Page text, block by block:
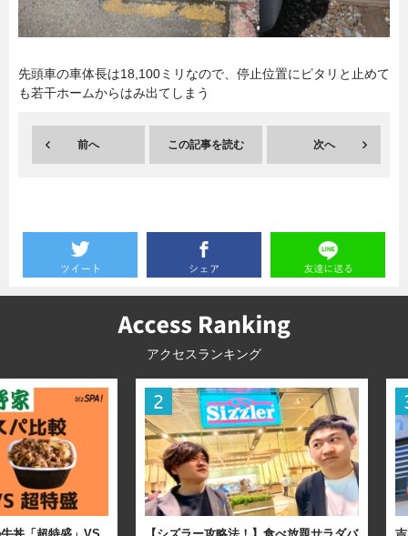
先頭車の車体長は18,100ミリなので、停止位置にピタリと止めて
も若干ホームからはみ出てしまう
前へ この記事を読む 次へ
アクセスランキング